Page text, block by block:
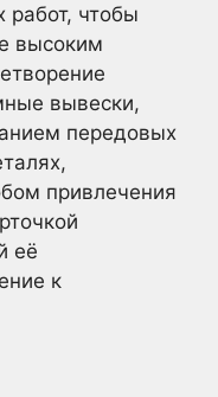
работ, чтобы
высоким
вывески,
передовых
привлечения
её
к